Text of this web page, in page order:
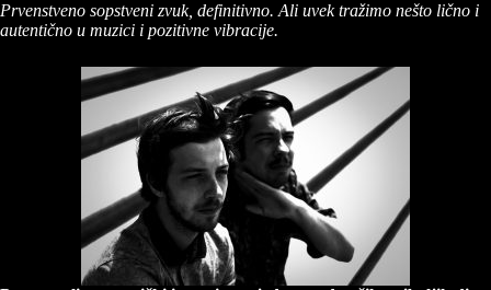
Prvenstveno sopstveni zvuk, definitivno. Ali uvek tražimo nešto lično i
autentično u muzici i pozitivne vibracije.